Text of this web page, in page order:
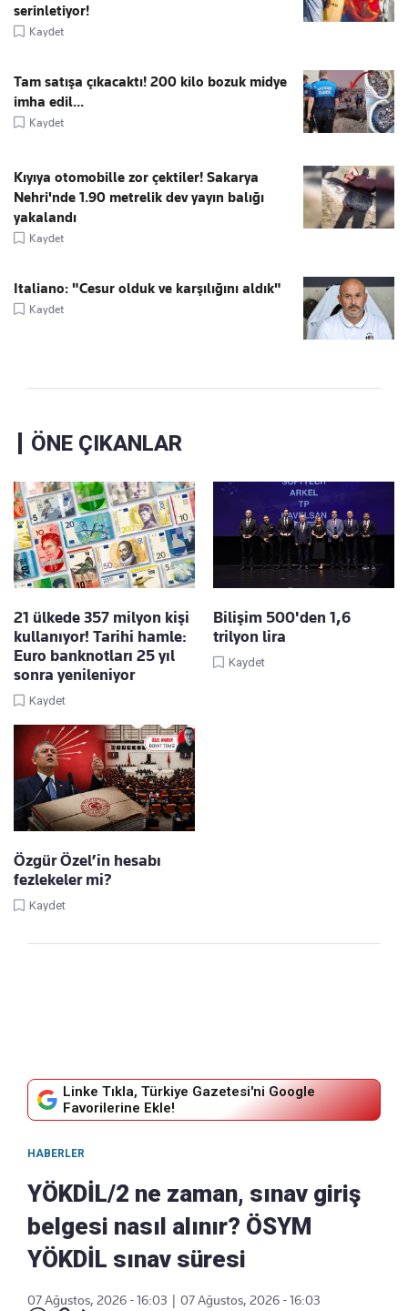
serinletiyor!
Kaydet
Tam satışa çıkacaktı! 200 kilo bozuk midye
imha edil...
Kaydet
Kıyıya otomobille zor çektiler! Sakarya
Nehri'nde 1.90 metrelik dev yayın balığı
yakalandı
Kaydet
Italiano: "Cesur olduk ve karşılığını aldık"
Kaydet
ÖNE ÇIKANLAR
21 ülkede 357 milyon kişi
kullanıyor! Tarihi hamle:
Euro banknotları 25 yıl
sonra yenileniyor
Kaydet
Bilişim 500'den 1,6
trilyon lira
Kaydet
Özgür Özel’in hesabı
fezlekeler mi?
Kaydet
Linke Tıkla, Türkiye Gazetesi'ni Google
Favorilerine Ekle!
HABERLER
YÖKDİL/2 ne zaman, sınav giriş
belgesi nasıl alınır? ÖSYM
YÖKDİL sınav süresi
07 Ağustos, 2026 - 16:03 07 Ağustos, 2026 - 16:03